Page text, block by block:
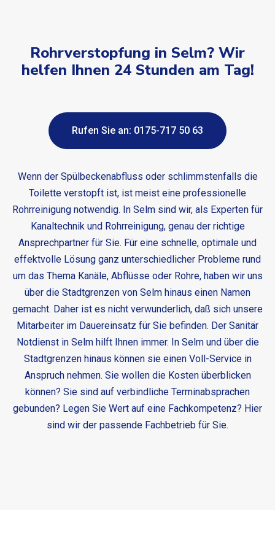
Rohrverstopfung in Selm? Wir
helfen Ihnen 24 Stunden am Tag!
Rufen Sie an: 0175-717 50 63
Wenn der Spülbeckenabfluss oder schlimmstenfalls die
Toilette verstopft ist, ist meist eine professionelle
Rohrreinigung notwendig. In Selm sind wir, als Experten für
Kanaltechnik und Rohrreinigung, genau der richtige
Ansprechpartner für Sie. Für eine schnelle, optimale und
effektvolle Lösung ganz unterschiedlicher Probleme rund
um das Thema Kanäle, Abflüsse oder Rohre, haben wir uns
über die Stadtgrenzen von Selm hinaus einen Namen
gemacht. Daher ist es nicht verwunderlich, daß sich unsere
Mitarbeiter im Dauereinsatz für Sie befinden. Der Sanitär
Notdienst in Selmhilft Ihnen immer. In Selm und über die
Stadtgrenzen hinaus können sie einen Voll-Service in
Anspruch nehmen. Sie wollen die Kosten überblicken
können? Sie sind auf verbindliche Terminabsprachen
gebunden? Legen Sie Wert auf eine Fachkompetenz? Hier
sind wir der passende Fachbetrieb für Sie.